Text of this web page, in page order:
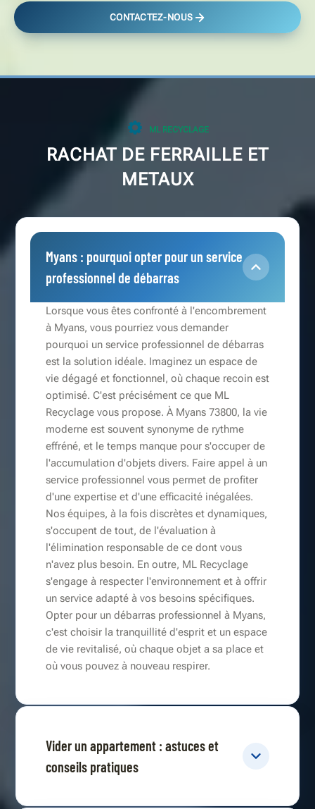
CONTACTEZ-NOUS
ML RECYCLAGE
RACHAT DE FERRAILLE ET
METAUX
Myans : pourquoi opter pour un service
professionnel de débarras
Lorsque vous êtes confronté à l'encombrement
à Myans, vous pourriez vous demander
pourquoi un service professionnel de débarras
est la solution idéale. Imaginez un espace de
vie dégagé et fonctionnel, où chaque recoin est
optimisé. C'est précisément ce que ML
Recyclage vous propose. À Myans 73800, la vie
moderne est souvent synonyme de rythme
effréné, et le temps manque pour s'occuper de
l'accumulation d'objets divers. Faire appel à un
service professionnel vous permet de profiter
d'une expertise et d'une efficacité inégalées.
Nos équipes, à la fois discrètes et dynamiques,
s'occupent de tout, de l'évaluation à
l'élimination responsable de ce dont vous
n'avez plus besoin. En outre, ML Recyclage
s'engage à respecter l'environnement et à offrir
un service adapté à vos besoins spécifiques.
Opter pour un débarras professionnel à Myans,
c'est choisir la tranquillité d'esprit et un espace
de vie revitalisé, où chaque objet a sa place et
où vous pouvez à nouveau respirer.
Vider un appartement : astuces et
conseils pratiques